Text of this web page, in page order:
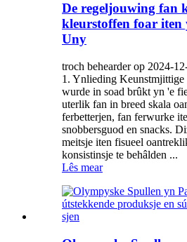
De regeljouwing fan
kleurstoffen foar iten
Uny
troch behearder op 2024-
1. Ynlieding
wurde in soad brûkt yn 'e
uterlik fan in breed skala
ferbetterjen, fan ferwurke
snobbersguod en snacks.
meitsje iten fisueel
konsistinsje te behâlden ...
Lês mear